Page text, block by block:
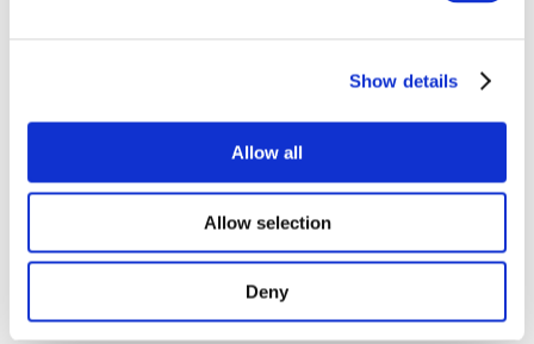
Show details
Allow all
Allow selection
Deny
Наша спецпропозиція
Без піджанру